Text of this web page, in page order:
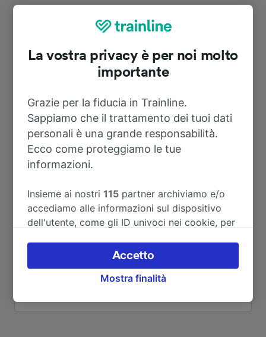
Durata
A Berlino 1h 21m
A Berlin-Spandau
A Bielefeld Hbf 1h 38m
A Bremen Hbf 1h 57m
La vostra privacy è per noi molto
importante
Grazie per la fiducia in Trainline.
Sappiamo che il trattamento dei tuoi dati
personali è una grande responsabilità.
Ecco come proteggiamo le tue
informazioni.
Insieme ai nostri115 partner archiviamo e/o
accediamo alle informazioni sul dispositivo
dell'utente, come gli ID univoci nei cookie, per
accettare o gestire le proprie scelte facendo
clic di seguito, tra cui il proprio diritto di
opporsi sulla base di un interesse legittimo o
Mostra finalità
Accetto